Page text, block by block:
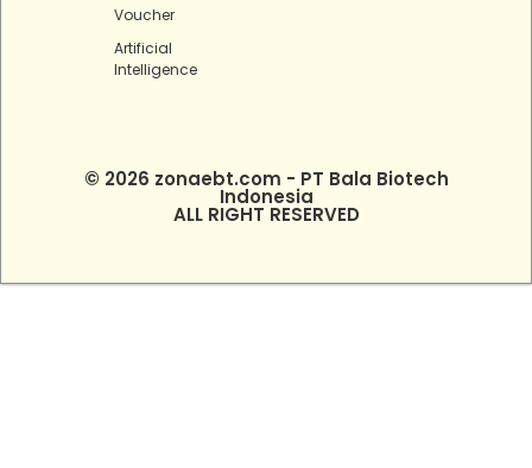
Voucher
Artificial
Intelligence
© 2026 zonaebt.com - PT Bala Biotech
Indonesia
ALL RIGHT RESERVED